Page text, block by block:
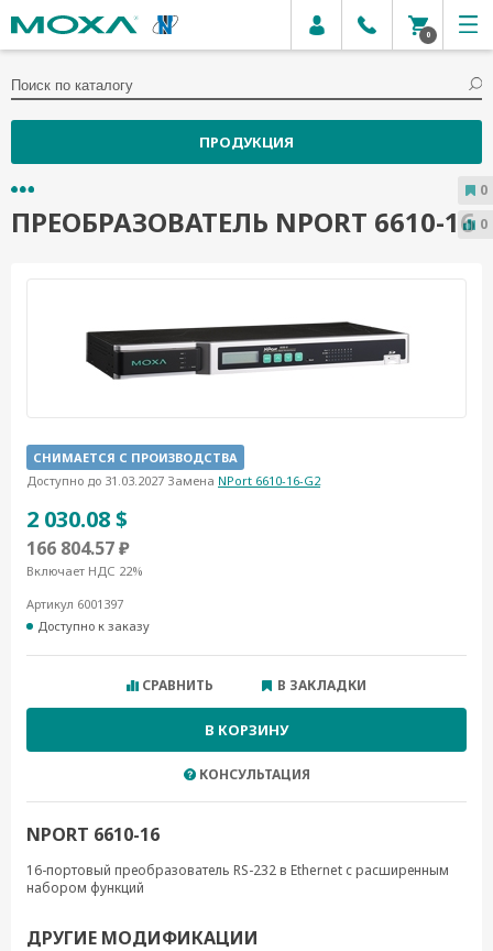
0
ПРОДУКЦИЯ
ПРЕОБРАЗОВАТЕЛЬ NPORT 6610-16
СНИМАЕТСЯ С ПРОИЗВОДСТВА
Доступно до 31.03.2027 Замена NPort 6610-16-G2
2 030.08 $
166 804.57 ₽
Включает НДС 22%
Артикул 6001397
Доступно к заказу
СРАВНИТЬ В ЗАКЛАДКИ
В КОРЗИНУ
КОНСУЛЬТАЦИЯ
NPORT 6610-16
16-портовый преобразователь RS-232 в Ethernet с расширенным
набором функций
ДРУГИЕ МОДИФИКАЦИИ
0
0